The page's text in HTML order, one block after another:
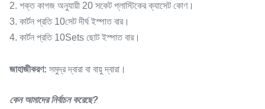
2. শক্ত কাগজ অনুযায়ী 20 সকেট প্লাস্টিকের ক্যাসেট কোণ।
3. কার্টন প্রতি 10সেট দীর্ঘ ইস্পাত বার।
4. কার্টন প্রতি 10Sets ছোট ইস্পাত বার।
জাহাজীকরণ: সমুদ্র দ্বারা বা বায়ু দ্বারা।
কেন আমাদের নির্বাচন করেছে?